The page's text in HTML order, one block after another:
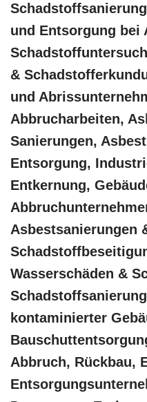
und Entsorgung bei
&
und
Abbrucharbeiten,
Sanierungen,
Entsorgung,
Entkernung,
Asbestsanierungen
Wasserschäden &
kontaminierter
Abbruch, Rückbau,